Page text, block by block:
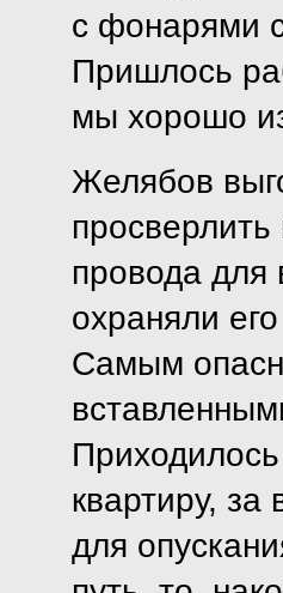
с фонарями
Пришлось
мы хорошо
Желябов
провода для
охраняли
Самым
квартиру,
для